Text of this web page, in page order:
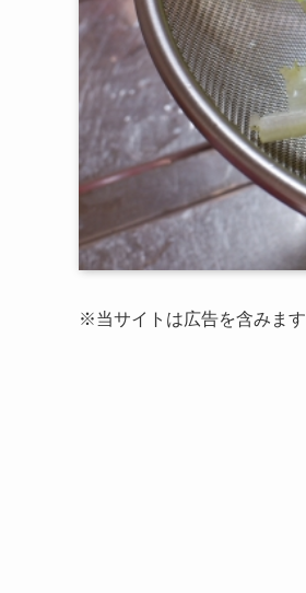
※当サイトは広告を含みます